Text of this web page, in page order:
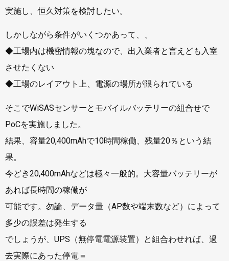
実施し、恒久対策を検討したい。
しかしながら条件がいくつかあって、、
◆工場内は機密情報の塊なので、出入業者と言えども入室
させたくない
◆工場のレイアウト上、電源の場所が限られている
そこでWiSASセンサーとモバイルバッテリーの組合せで
PoCを実施しました。
結果、容量20,400mAhで10時間稼働、残量20％という結
果。
今どき20,400mAhなどは極々一般的。大容量バッテリーが
あれば長時間の稼働が
可能です。勿論、データ量（AP数や端末数など）によって
多少の誤差は発生する
でしょうが、UPS（無停電電源装置）と組合わせれば、過
去実際にあった停電＝